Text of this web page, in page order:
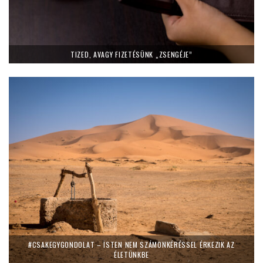
TIZED, AVAGY FIZETÉSÜNK „ZSENGÉJE”
#CSAKEGYGONDOLAT – ISTEN NEM SZÁMONKÉRÉSSEL ÉRKEZIK AZ
ÉLETÜNKBE